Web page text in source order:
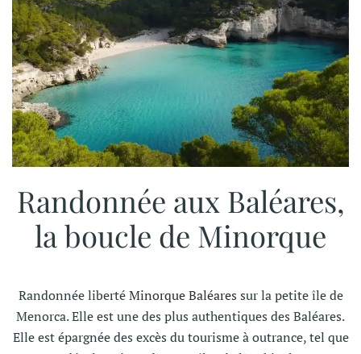
Randonnée aux Baléares,
la boucle de Minorque
Randonnée libertéMinorque Baléares sur la petite île de
Menorca. Elle est une des plus authentiques des Baléares.
Elle est épargnée des excès du tourisme à outrance, tel que